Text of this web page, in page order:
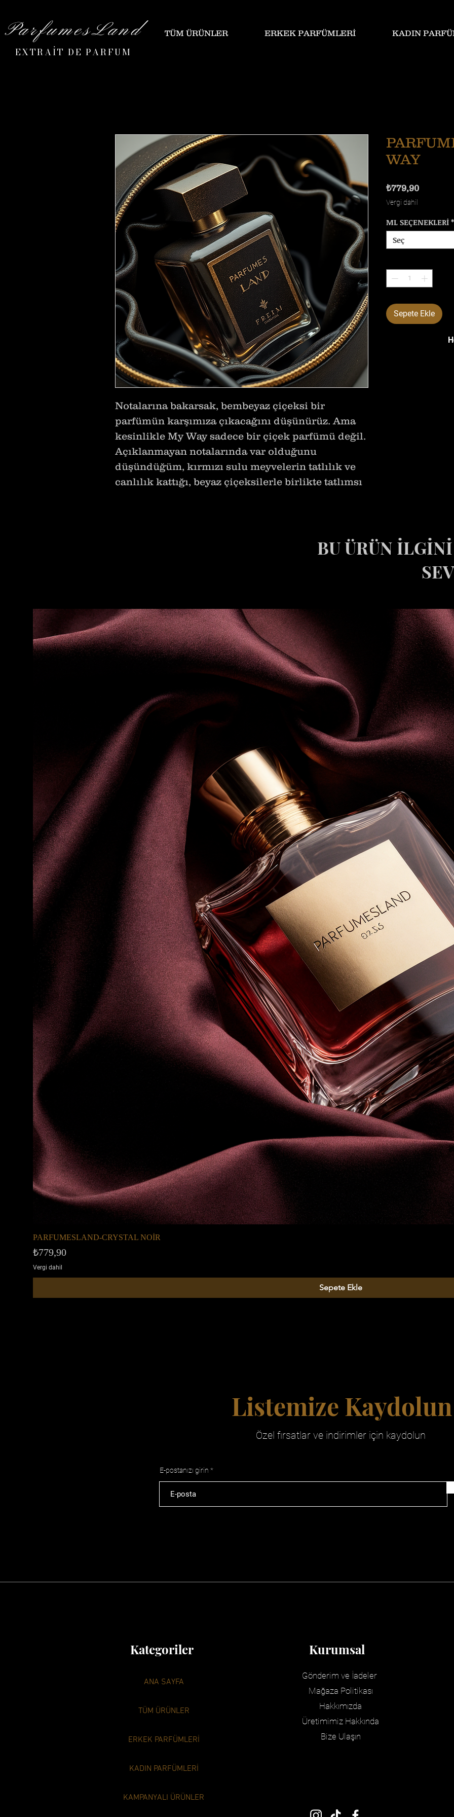
TÜM ÜRÜNLER ERKEK PARFÜMLERİ KADIN
ParfumesLand
EXTRAİT DE PARFUM
Notalarına bakarsak, bembeyaz çiçeksi bir
parfümün karşımıza çıkacağını düşünürüz. Ama
kesinlikle My Way sadece bir çiçek parfümü değil.
Açıklanmayan notalarında var olduğunu
düşündüğüm, kırmızı sulu meyvelerin tatlılık ve
canlılık kattığı, beyaz çiçeksilerle birlikte tatlımsı
dinamik, yormayan, canlandırıcı bir parfüm.
beğenisini kazanacak nitelikte. Performans olarak
bu tarzdaki bir parfüm için oldukça iyi.
WAY
₺779,90Fiyat
Vergi dahil
ML SEÇENEKLERİ *
Seç
Sepete Ekle
BU ÜRÜN
PARFUMESLAND-CRYSTAL NOİR
Fiyat
₺779,90
Vergi dahil
Sepete Ekle
Listemize Kaydolun
Özel fırsatlar ve indirimler için kaydolun
E-postanızı girin
Kategoriler
ANA SAYFA
TÜM ÜRÜNLER
ERKEK PARFÜMLERİ
KADIN PARFÜMLERİ
KAMPANYALI ÜRÜNLER
Kurumsal
Gönderim ve İadeler
Mağaza Politikası
Hakkımızda
Üretimimiz Hakkında
Bize Ulaşın